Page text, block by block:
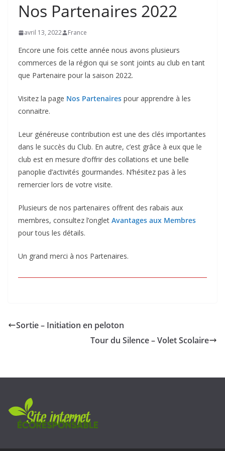
Nos Partenaires 2022
avril 13, 2022 France
Encore une fois cette année nous avons plusieurs
commerces de la région qui se sont joints au club en tant
que Partenaire pour la saison 2022.
Visitez la page Nos Partenaires pour apprendre à les
connaitre.
Leur généreuse contribution est une des clés importantes
dans le succès du Club. En autre, c’est grâce à eux que le
club est en mesure d’offrir des collations et une belle
panoplie d’activités gourmandes. N’hésitez pas à les
remercier lors de votre visite.
Plusieurs de nos partenaires offrent des rabais aux
membres, consultez l’onglet Avantages aux Membres
pour tous les détails.
Un grand merci à nos Partenaires.
Sortie – Initiation en peloton
Tour du Silence – Volet Scolaire